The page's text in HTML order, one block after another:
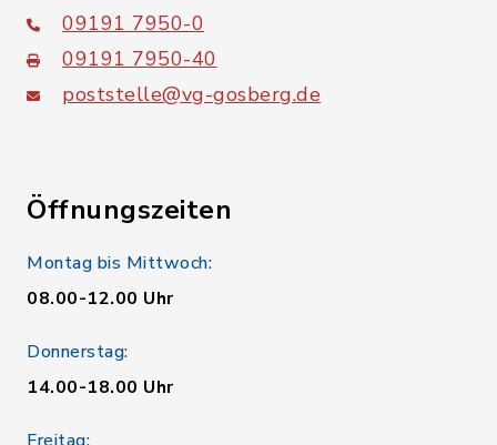
09191 7950-0
09191 7950-40
poststelle@vg-gosberg.de
Öffnungszeiten
Montag bis Mittwoch:
08.00-12.00 Uhr
Donnerstag:
14.00-18.00 Uhr